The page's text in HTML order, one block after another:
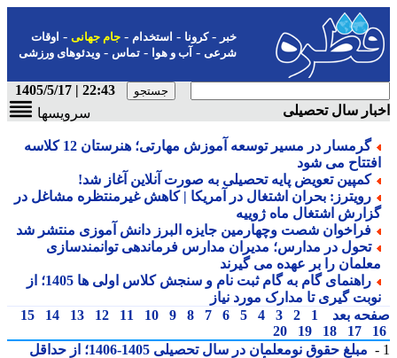
-کرونا-استخدام- جام جهانی-اوقات
شرعی-آب و هوا-تماس-ویدئوهای ورزشی
22:43 | 1405/5/17
سال تحصیلی
سرویسها
گرمسار در مسیر توسعه آموزش مهارتی؛ هنرستان 12 کلاسه
می شود
کمپین تعویض پایه تحصیلی به صورت آنلاین آغاز شد!
رویترز: بحران اشتغال در آمریکا | کاهش غیرمنتظره مشاغل در
اشتغال ماه ژوییه
فراخوان شصت وچهارمین جایزه البرز دانش آموزی منتشر شد
تحول در مدارس؛ مدیران مدارس فرماندهی توانمندسازی
را بر عهده می گیرند
راهنمای گام به گام ثبت نام و سنجش کلاس اولی ها 1405؛ از
گیری تا مدارک مورد نیاز
بعد
1
2
3
4
5
6
7
8
9
10
11
12
13
14
15
17
18
19
20
مبلغ حقوق نومعلمان در سال تحصیلی 1405-1406؛ از حداقل